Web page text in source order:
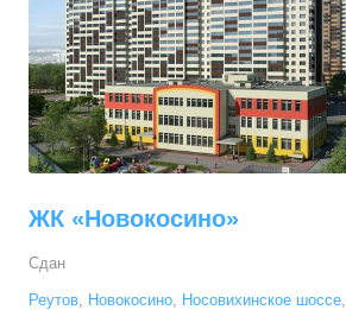
ЖК «Новокосино»
Сдан
Реутов, Новокосино, Носовихинское шоссе,